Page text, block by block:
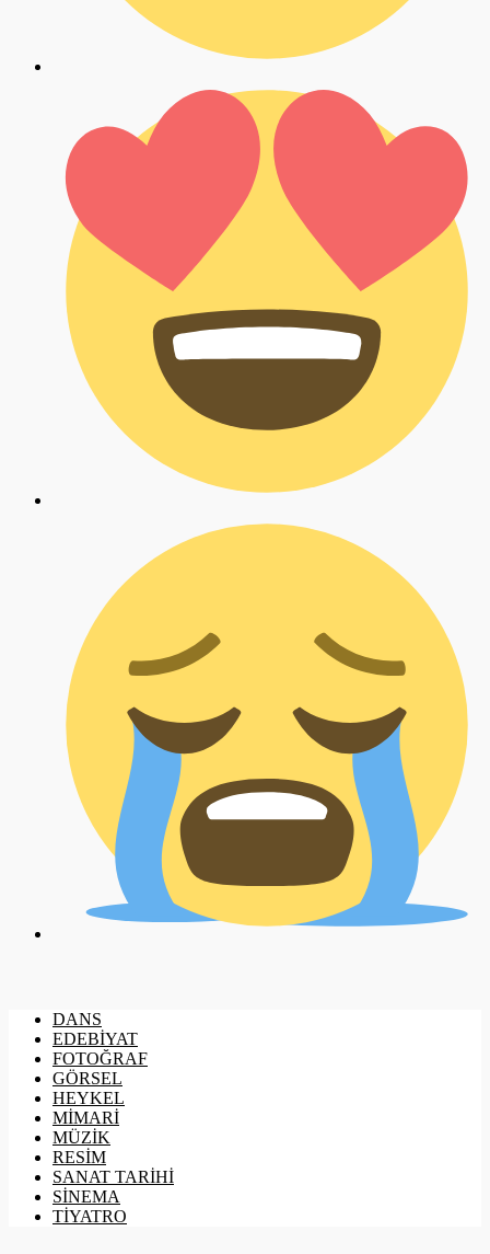
DANS
EDEBİYAT
FOTOĞRAF
GÖRSEL
HEYKEL
MİMARİ
MÜZİK
RESİM
SANAT TARİHİ
SİNEMA
TİYATRO